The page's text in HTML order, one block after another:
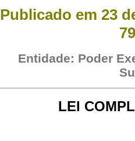
Publicado em 23
Entidade: Poder
LEI